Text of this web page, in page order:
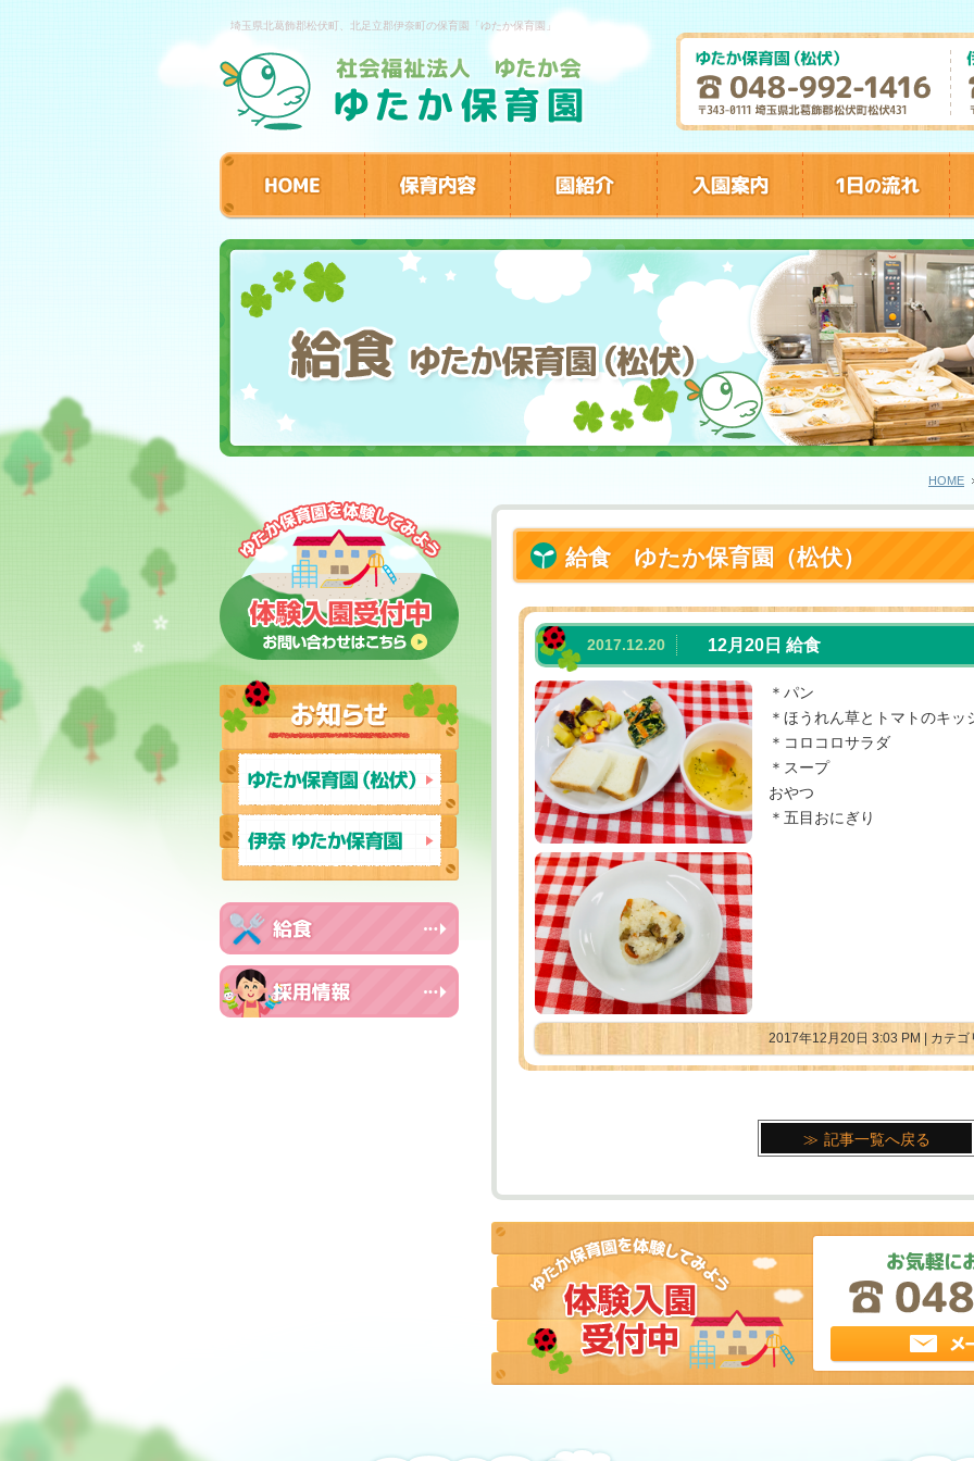
埼玉県北葛飾郡松伏町、北足立郡伊奈町の保育園「ゆたか保育園」
HOME
給食 ゆたか保育園（松伏）
12月20日 給食
2017.12.20
＊パン
＊ほうれん草とトマトのキッ
＊コロコロサラダ
＊スープ
おやつ
＊五目おにぎり
2017年12月20日 3:03 PM | カテ
記事一覧へ戻る